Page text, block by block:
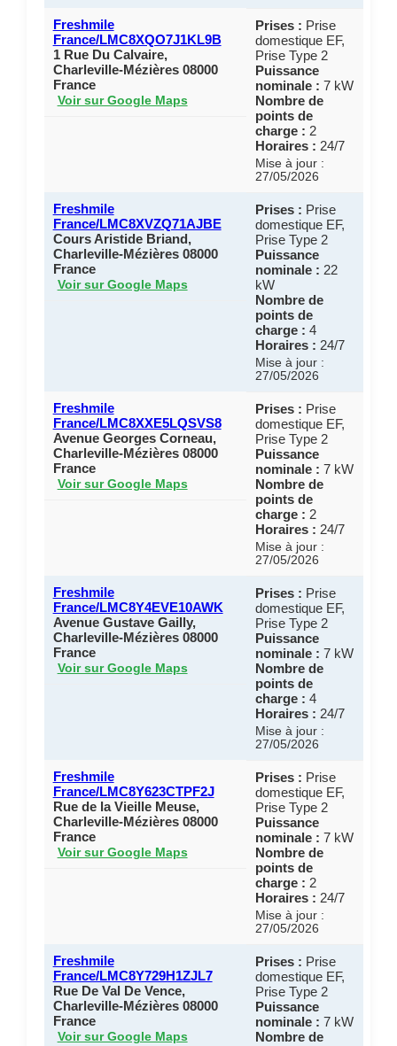
Freshmile
France/LMC8XQO7J1KL9B
1 Rue Du Calvaire,
Charleville-Mézières 08000
France
Voir sur Google Maps
Prises : Prise
domestique EF,
Prise Type 2
Puissance
nominale : 7 kW
Nombre de
points de
charge : 2
Horaires : 24/7
Mise à jour :
27/05/2026
Freshmile
France/LMC8XVZQ71AJBE
Cours Aristide Briand,
Charleville-Mézières 08000
France
Voir sur Google Maps
Prises : Prise
domestique EF,
Prise Type 2
Puissance
nominale : 22
kW
Nombre de
points de
charge : 4
Horaires : 24/7
Mise à jour :
27/05/2026
Freshmile
France/LMC8XXE5LQSVS8
Avenue Georges Corneau,
Charleville-Mézières 08000
France
Voir sur Google Maps
Prises : Prise
domestique EF,
Prise Type 2
Puissance
nominale : 7 kW
Nombre de
points de
charge : 2
Horaires : 24/7
Mise à jour :
27/05/2026
Freshmile
France/LMC8Y4EVE10AWK
Avenue Gustave Gailly,
Charleville-Mézières 08000
France
Voir sur Google Maps
Prises : Prise
domestique EF,
Prise Type 2
Puissance
nominale : 7 kW
Nombre de
points de
charge : 4
Horaires : 24/7
Mise à jour :
27/05/2026
Freshmile
France/LMC8Y623CTPF2J
Rue de la Vieille Meuse,
Charleville-Mézières 08000
France
Voir sur Google Maps
Prises : Prise
domestique EF,
Prise Type 2
Puissance
nominale : 7 kW
Nombre de
points de
charge : 2
Horaires : 24/7
Mise à jour :
27/05/2026
Freshmile
France/LMC8Y729H1ZJL7
Rue De Val De Vence,
Charleville-Mézières 08000
France
Voir sur Google Maps
Prises : Prise
domestique EF,
Prise Type 2
Puissance
nominale : 7 kW
Nombre de